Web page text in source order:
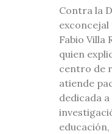
Contra la
Fabio Villa
quien
centro de
atiende
dedicada